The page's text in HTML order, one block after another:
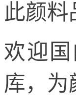
此颜
欢迎
库，为